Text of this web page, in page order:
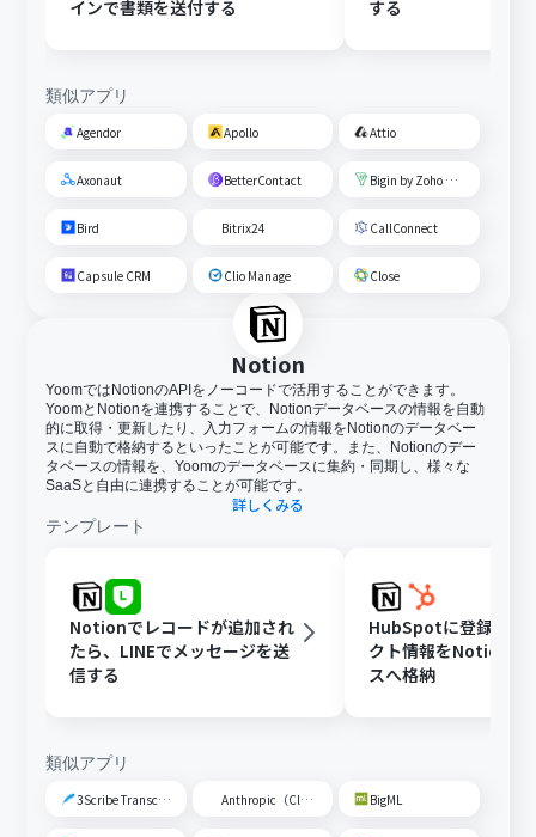
インで書類を送付する する
類似アプリ
Agendor Apollo Attio
Axonaut BetterContact Bigin by Zoho CRM
Bird Bitrix24 CallConnect
Capsule CRM Clio Manage Close
Notion
YoomではNotionのAPIをノーコードで活用することができます。
YoomとNotionを連携することで、Notionデータベースの情報を自動
的に取得・更新したり、入力フォームの情報をNotionのデータベー
スに自動で格納するといったことが可能です。また、Notionのデー
タベースの情報を、Yoomのデータベースに集約・同期し、様々な
SaaSと自由に連携することが可能です。
詳しくみる
テンプレート
Notionでレコードが追加され
たら、LINEでメッセージを送
信する
HubSpotに登録され
クト情報をNotionデ
スへ格納
類似アプリ
3Scribe Transcription Anthropic（Claude） BigML